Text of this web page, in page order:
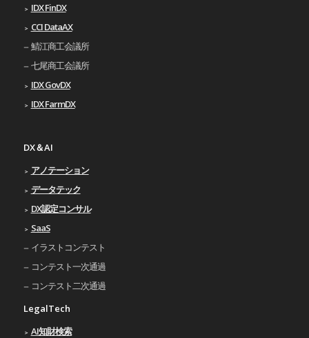
IDX FinDX
CCI DataAX
鯖江商工会議所
七尾商工会議所
IDX GovDX
IDX FarmDX
DX＆AI
アノテーション
データテック
DX認定コンサル
SaaS
イラストコンテスト
コンテスト一次通過
コンテスト二次通過
LegalTech
AI知財検索